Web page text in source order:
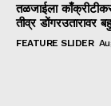
तळजाईला
तीव्र डोंगरउतारावर
FEATURE SLIDER